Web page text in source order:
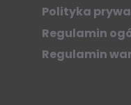
Polityka
Regulamin
Regulamin